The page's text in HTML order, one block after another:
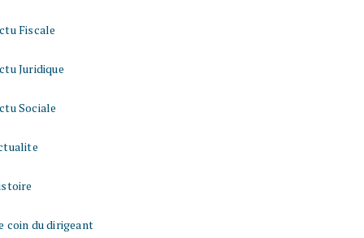
Fiscale
Juridique
Sociale
coin du dirigeant